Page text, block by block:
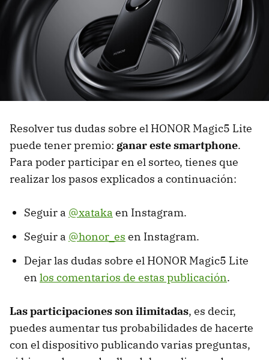
Resolver tus dudas sobre el HONOR Magic5 Lite
puede tener premio: ganar este smartphone.
Para poder participar en el sorteo, tienes que
realizar los pasos explicados a continuación:
Seguir a @xataka en Instagram.
Seguir a @honor_es en Instagram.
Dejar las dudas sobre el HONOR Magic5 Lite
en los comentarios de estas publicación.
Las participaciones son ilimitadas, es decir,
puedes aumentar tus probabilidades de hacerte
con el dispositivo publicando varias preguntas,